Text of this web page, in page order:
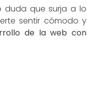
duda que surja a lo
sentir cómodo y
de la web con